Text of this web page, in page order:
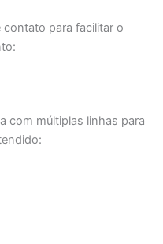
para facilitar o
com múltiplas linhas para